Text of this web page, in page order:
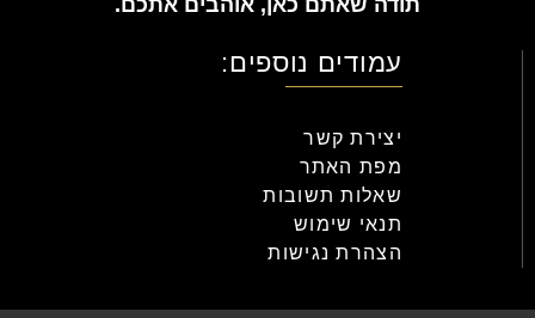
עמודים נוספים:
יצירת קשר
מפת האתר
שאלות תשובות
תנאי שימוש
הצהרת נגישות